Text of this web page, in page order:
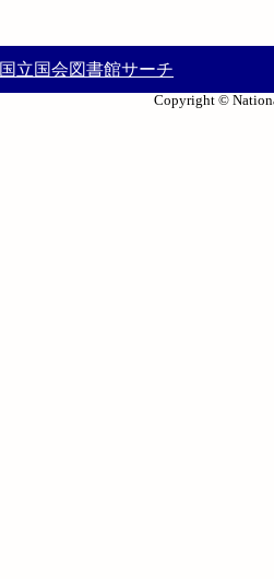
国立国会図書館サーチ
Copyright ©